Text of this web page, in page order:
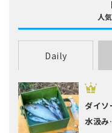
人
Daily
ダイソ
水汲